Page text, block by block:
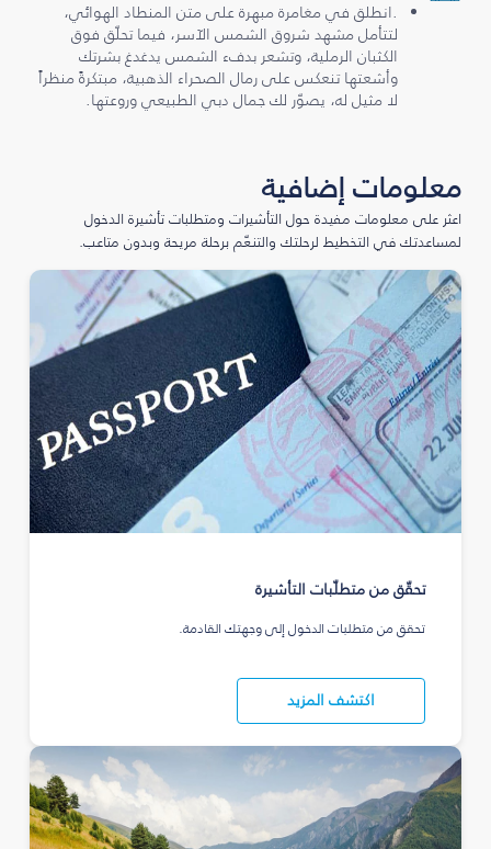
.انطلق في مغامرة مبهرة على متن المنطاد الهوائي،
لتتأمل مشهد شروق الشمس الآسر، فيما تحلّق فوق
الكثبان الرملية، وتشعر بدفء الشمس يدغدغ بشرتك
وأشعتها تنعكس على رمال الصحراء الذهبية، مبتكرةً منظراً
لا مثيل له، يصوّر لك جمال دبي الطبيعي وروعتها.
معلومات إضافية
اعثر على معلومات مفيدة حول التأشيرات ومتطلبات تأشيرة الدخول
لمساعدتك في التخطيط لرحلتك والتنعّم برحلة مريحة وبدون متاعب.
تحقّق من متطلّبات التأشيرة
تحقق من متطلبات الدخول إلى وجهتك القادمة.
اكتشف المزيد